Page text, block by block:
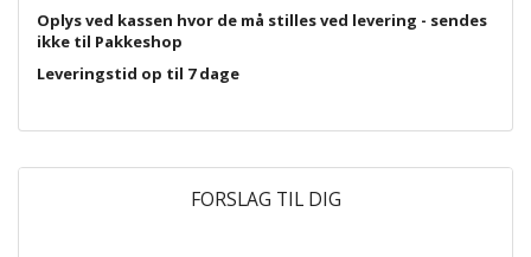
Oplys ved kassen hvor de må stilles ved levering - sendes
ikke til Pakkeshop
Leveringstid op til 7 dage
FORSLAG TIL DIG